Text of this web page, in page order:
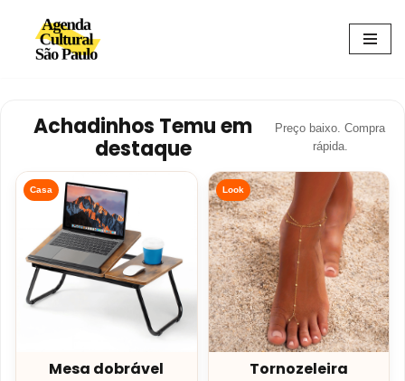
Avançar
Achadinhos Temu em
destaque
Preço baixo. Compra
rápida.
Casa
Mesa dobrável
Look
Tornozeleira